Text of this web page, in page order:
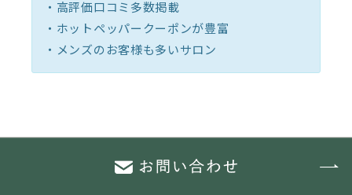
・高評価口コミ多数掲載
・ホットペッパークーポンが豊富
・メンズのお客様も多いサロン